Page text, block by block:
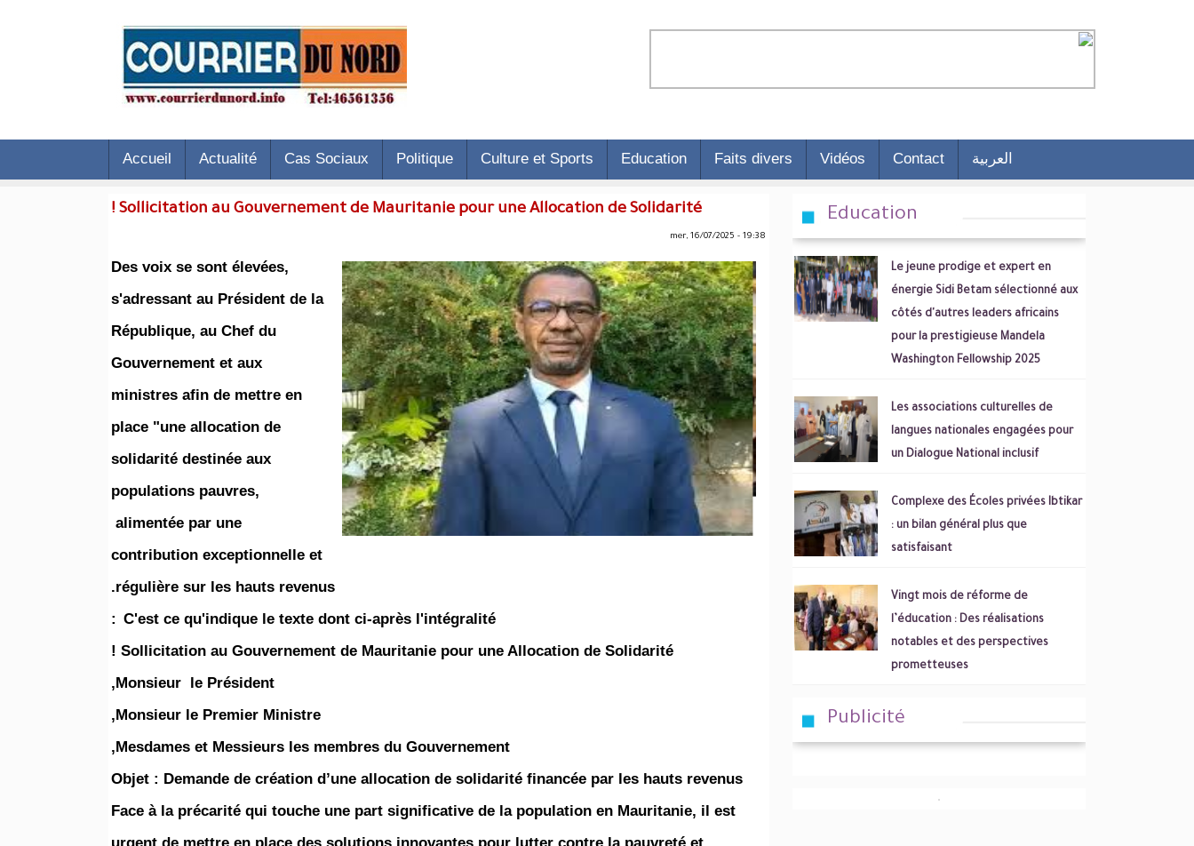
Accueil Actualité Cas Sociaux Politique Culture et Sports Education Faits divers Vidéos Contact العربية
Sollicitation au Gouvernement de Mauritanie pour une Allocation de Solidarité !
mer, 16/07/2025 - 19:38
Des voix se sont élevées,
s'adressant au Président de la
République, au Chef du
Gouvernement et aux
ministres afin de mettre en
place "une allocation de
solidarité destinée aux
populations pauvres,
alimentée par une
contribution exceptionnelle et
régulière sur les hauts revenus.
C'est ce qu'indique le texte dont ci-après l'intégralité :
Sollicitation au Gouvernement de Mauritanie pour une Allocation de Solidarité !
Monsieur le Président,
Monsieur le Premier Ministre,
Mesdames et Messieurs les membres du Gouvernement,
Objet : Demande de création d’une allocation de solidarité financée par les hauts revenus
Face à la précarité qui touche une part significative de la population en Mauritanie, il est
Education
Le jeune prodige et expert en
énergie Sidi Betam sélectionné aux
côtés d'autres leaders africains
pour la prestigieuse Mandela
Washington Fellowship 2025
Les associations culturelles de
langues nationales engagées pour
un Dialogue National inclusif
Complexe des Écoles privées Ibtikar
: un bilan général plus que
satisfaisant
Vingt mois de réforme de
l’éducation : Des réalisations
notables et des perspectives
prometteuses
Publicité